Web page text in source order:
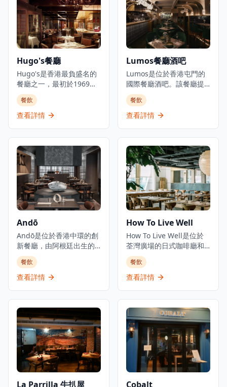
Hugo's餐廳
Hugo's是香港最負盛名的
餐廳之一，最初於1969年
開業，現在在香港尖沙咀
凱悅酒店重新開業。餐廳
在優雅的環境中提供國際
的中心地帶，提供精緻的
用餐體驗，優質的服務，
五十多年來一直保持著卓
越餐廳的聲譽。餐廳設有
私人用餐室，提供午餐和
晚餐服務，氛圍精緻。
餐飲
查看詳情
Lumos餐廳酒吧
Lumos是位於香港屯門的
國際餐廳酒吧。該餐廳提
供晚餐、飲品,並有每日現
場音樂表演,氛圍愉悅。被
形容為屯門的都市綠洲,慶
務外,還設有水煙服務。餐
廳專門提供國際料理,招牌
菜包括澳洲牛柳和燒老虎
大蝦扒配意式蕃茄醬扁意
粉。這家餐廳酒吧隱藏在
屯門,提供獨特的用餐和娛
樂體驗。
餐飲
查看詳情
Andō
Andō是位於香港中環的創
新餐廳，由阿根廷出生的
主廚Agustin Balbi主理，
他將來自家鄉阿根廷的風
味與在日本受訓時學到的
程的實現，融合了他從小
熟悉的味道和在亞洲體驗
到的風味。位於中環心臟
地帶的Andō提供個人化品
嚐菜單，帶領食客踏上融
合阿根廷、日本和一些西
班牙元素的獨特美食之
餐飲
查看詳情
How To Live Well
How To Live Well是位於
荃灣廣場的日式咖啡廳和
生活概念店。這家店結合
了餐飲和零售元素，在提
供咖啡廳服務的同時展示
供西日式融合菜餚，旨在
為顧客創造放鬆的空間。
How To Live Well隸屬於
HOW Department品牌，
在香港設有多個分店。咖
啡廳專門打造一個讓人們
可以放鬆享受優質食物，
餐飲
查看詳情
La Parrilla 牛扒屋 Cobalt